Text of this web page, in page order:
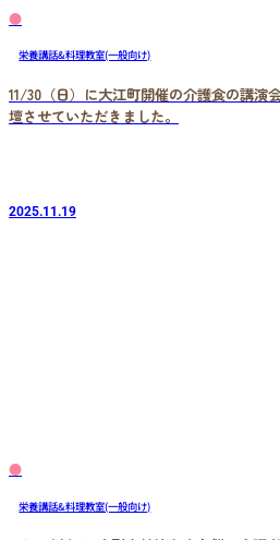
●
栄養講話&料理教室(一般向け)
11/30（日）に大江町開催の介護食の講演
壇させていただきました。
2025.11.19
●
栄養講話&料理教室(一般向け)